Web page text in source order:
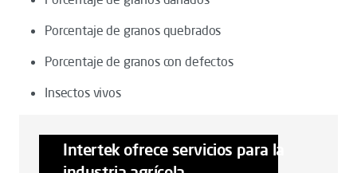
Porcentaje de granos quebrados
Porcentaje de granos con defectos
Insectos vivos
Intertek ofrece servicios para la